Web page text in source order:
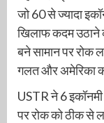
जो 60 से ज्यादा
खिलाफ कदम उठाने
बने सामान पर रोक
गलत और अमेरिका
USTR ने 6
पर रोक को ठीक से